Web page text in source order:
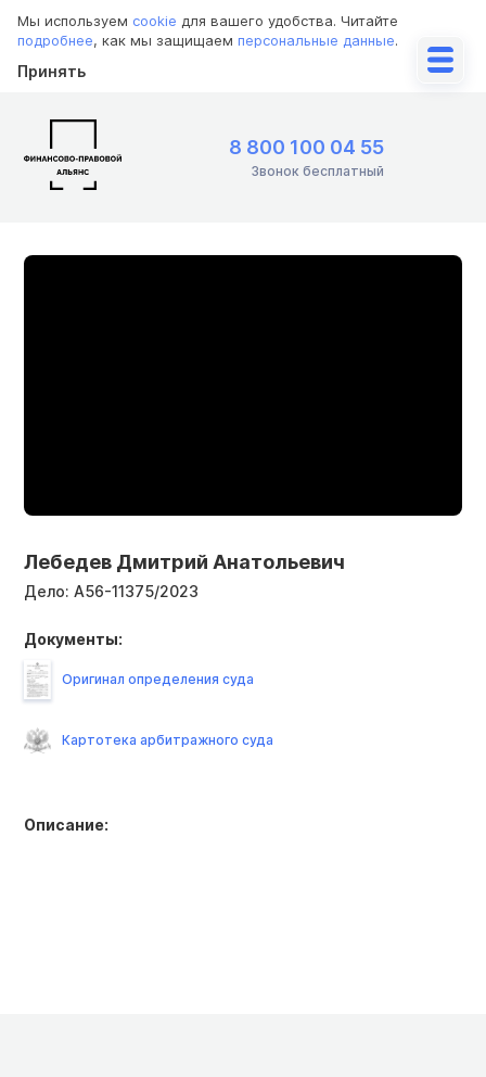
Мы используем cookie для вашего удобства. Читайте
подробнее, как мы защищаем персональные данные.
Принять
8 800 100 04 55
Звонок бесплатный
Лебедев Дмитрий Анатольевич
Дело: А56-11375/2023
Описание:
Документы:
Оригинал определения суда
Картотека арбитражного суда